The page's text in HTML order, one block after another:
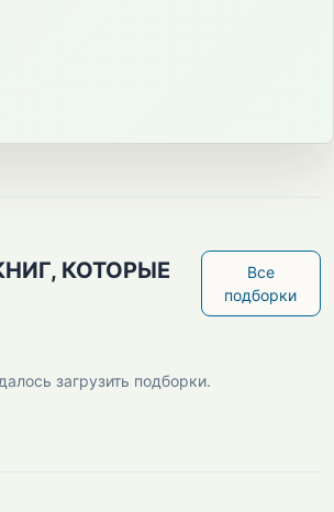
КОТОРЫЕ
Все
подборки
загрузить подборки.